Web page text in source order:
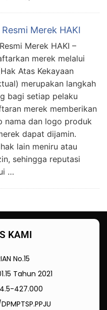
Resmi Merek HAKI
Merek HAKI –
merek melalui
Atas Kekayaan
merupakan langkah
bagi setiap pelaku
merek memberikan
nama dan logo produk
dapat dijamin.
lain meniru atau
sehingga reputasi
…
KAMI
No.15
Tahun 2021
427.000